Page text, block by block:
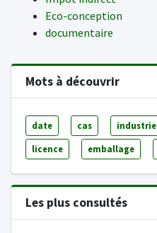
Eco-conception
documentaire
Mots à découvrir
date cas industrie
licence emballage
Les plus consultés